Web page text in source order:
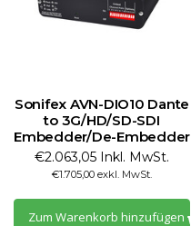
Sonifex AVN-DIO10 Dante
to 3G/HD/SD-SDI
Embedder/De-Embedder
€2.063,05 Inkl. MwSt.
€1.705,00 exkl. MwSt.
Zum Warenkorb hinzufügen